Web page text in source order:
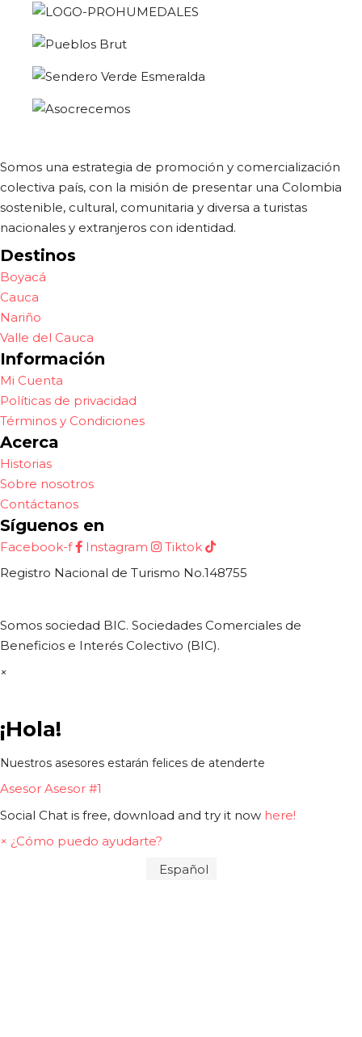
Somos una estrategia de promoción y comercialización
colectiva país, con la misión de presentar una Colombia
sostenible, cultural, comunitaria y diversa a turistas
nacionales y extranjeros con identidad.
Destinos
Boyacá
Cauca
Nariño
Valle del Cauca
Información
Mi Cuenta
Políticas de privacidad
Términos y Condiciones
Acerca
Historias
Sobre nosotros
Contáctanos
Síguenos en
Facebook-f Instagram
Tiktok
Registro Nacional de Turismo No.148755
Somos sociedad BIC. Sociedades Comerciales de
Beneficios e Interés Colectivo (BIC).
×
¡Hola!
Nuestros asesores estarán felices de atenderte
Asesor Asesor #1
Social Chat is free, download and try it now here!
× ¿Cómo puedo ayudarte?
Español